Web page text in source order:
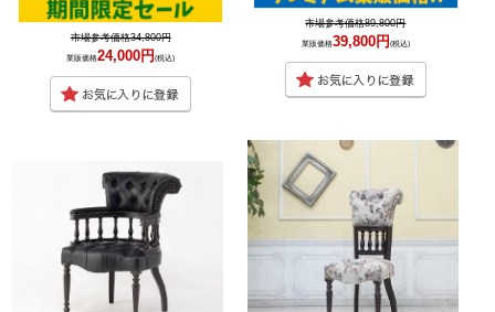
市場参考価格34,800円
業販価格24,000円(税込)
市場参考価格89,800円
業販価格39,800円 (税込)